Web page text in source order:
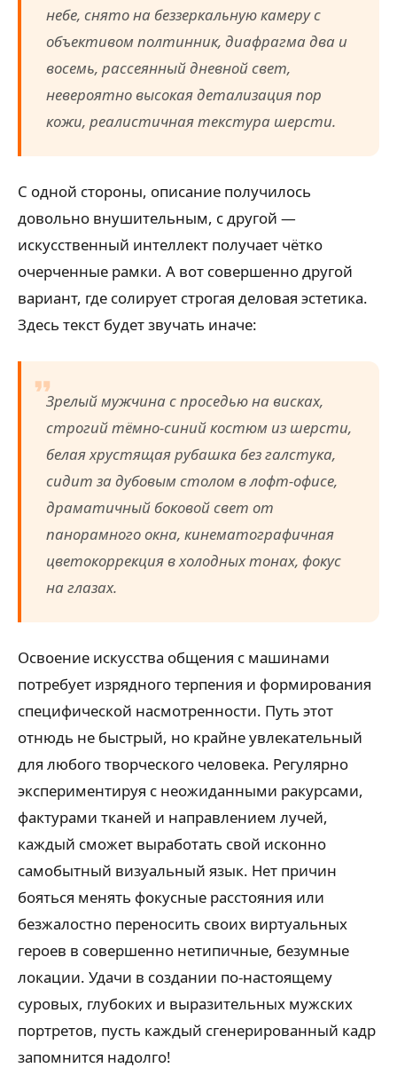
небе, снято на беззеркальную камеру с
объективом полтинник, диафрагма два и
восемь, рассеянный дневной свет,
невероятно высокая детализация пор
кожи, реалистичная текстура шерсти.
С одной стороны, описание получилось
довольно внушительным, с другой —
искусственный интеллект получает чётко
очерченные рамки. А вот совершенно другой
вариант, где солирует строгая деловая эстетика.
Здесь текст будет звучать иначе:
Зрелый мужчина с проседью на висках,
строгий тёмно-синий костюм из шерсти,
белая хрустящая рубашка без галстука,
сидит за дубовым столом в лофт-офисе,
драматичный боковой свет от
панорамного окна, кинематографичная
цветокоррекция в холодных тонах, фокус
на глазах.
Освоение искусства общения с машинами
потребует изрядного терпения и формирования
специфической насмотренности. Путь этот
отнюдь не быстрый, но крайне увлекательный
для любого творческого человека. Регулярно
экспериментируя с неожиданными ракурсами,
фактурами тканей и направлением лучей,
каждый сможет выработать свой исконно
самобытный визуальный язык. Нет причин
бояться менять фокусные расстояния или
безжалостно переносить своих виртуальных
героев в совершенно нетипичные, безумные
локации. Удачи в создании по-настоящему
суровых, глубоких и выразительных мужских
портретов, пусть каждый сгенерированный кадр
запомнится надолго!